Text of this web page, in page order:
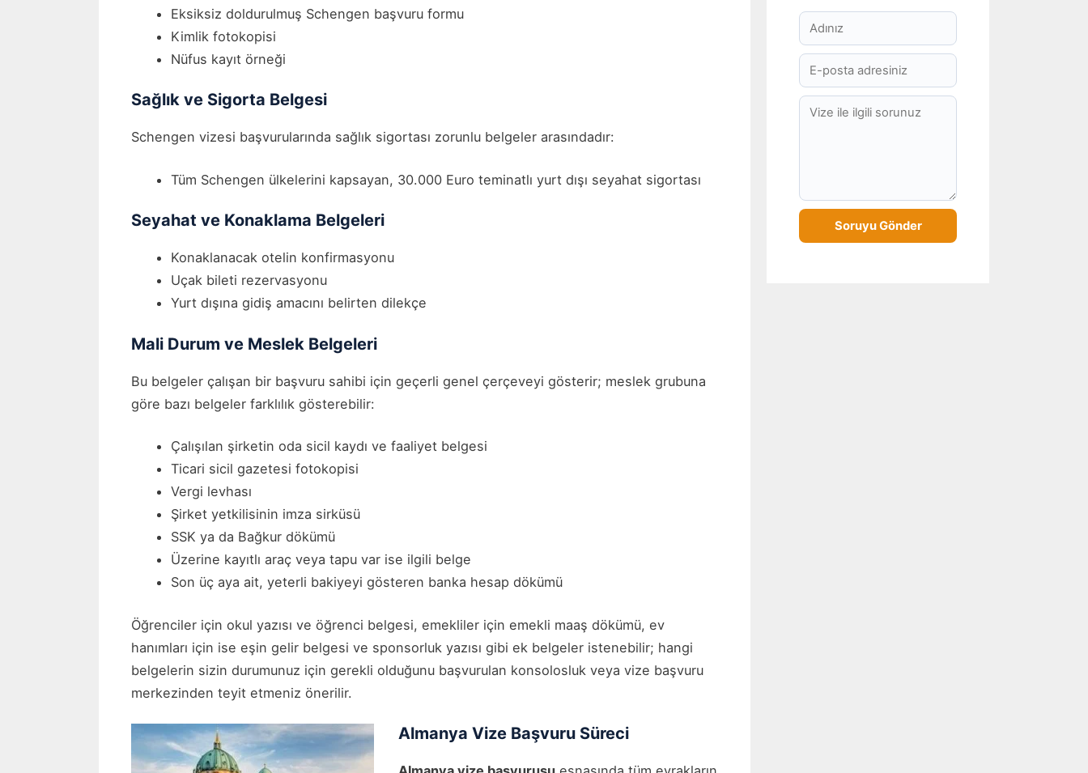
Eksiksiz doldurulmuş Schengen başvuru formu
Kimlik fotokopisi
Nüfus kayıt örneği
Sağlık ve Sigorta Belgesi
Schengen vizesi başvurularında sağlık sigortası zorunlu belgeler arasındadır:
Tüm Schengen ülkelerini kapsayan, 30.000 Euro teminatlı yurt dışı seyahat sigortası
Seyahat ve Konaklama Belgeleri
Konaklanacak otelin konfirmasyonu
Uçak bileti rezervasyonu
Yurt dışına gidiş amacını belirten dilekçe
Mali Durum ve Meslek Belgeleri
Bu belgeler çalışan bir başvuru sahibi için geçerli genel çerçeveyi gösterir; meslek grubuna
göre bazı belgeler farklılık gösterebilir:
Çalışılan şirketin oda sicil kaydı ve faaliyet belgesi
Ticari sicil gazetesi fotokopisi
Vergi levhası
Şirket yetkilisinin imza sirküsü
SSK ya da Bağkur dökümü
Üzerine kayıtlı araç veya tapu var ise ilgili belge
Son üç aya ait, yeterli bakiyeyi gösteren banka hesap dökümü
Öğrenciler için okul yazısı ve öğrenci belgesi, emekliler için emekli maaş dökümü, ev
hanımları için ise eşin gelir belgesi ve sponsorluk yazısı gibi ek belgeler istenebilir; hangi
belgelerin sizin durumunuz için gerekli olduğunu başvurulan konsolosluk veya vize başvuru
merkezinden teyit etmeniz önerilir.
Almanya Vize Başvuru Süreci